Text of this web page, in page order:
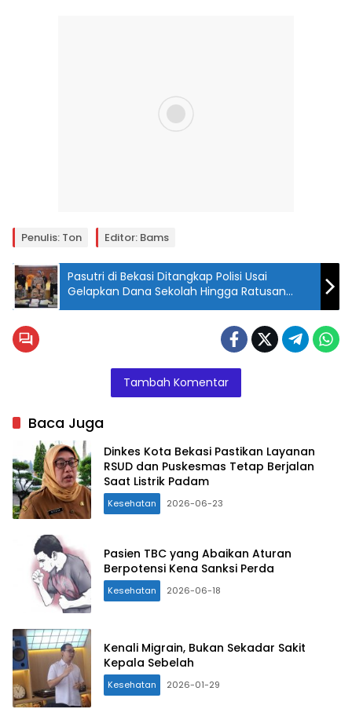
Penulis: Ton Editor: Bams
Pasutri di Bekasi Ditangkap Polisi Usai
Gelapkan Dana Sekolah Hingga Ratusan
Juta
Tambah Komentar
Baca Juga
Dinkes Kota Bekasi Pastikan Layanan
RSUD dan Puskesmas Tetap Berjalan
Saat Listrik Padam
Kesehatan 2026-06-23
Pasien TBC yang Abaikan Aturan
Berpotensi Kena Sanksi Perda
Kesehatan 2026-06-18
Kenali Migrain, Bukan Sekadar Sakit
Kepala Sebelah
Kesehatan 2026-01-29